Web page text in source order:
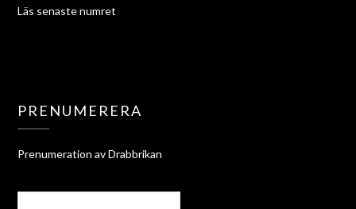
Läs senaste numret
PRENUMERERA
Prenumeration av Drabbrikan